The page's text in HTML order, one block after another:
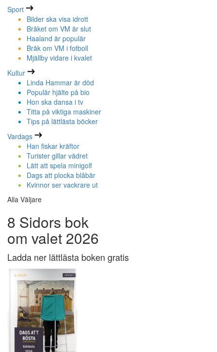
Sport
Bilder ska visa idrott
Bråket om VM är slut
Haaland är populär
Bråk om VM i fotboll
Mjällby vidare i kvalet
Kultur
Linda Hammar är död
Populär hjälte på bio
Hon ska dansa i tv
Titta på viktiga maskiner
Tips på lättlästa böcker
Vardags
Han fiskar kräftor
Turister gillar vädret
Lätt att spela minigolf
Dags att plocka blåbär
Kvinnor ser vackrare ut
Alla Väljare
8 Sidors bok
om valet 2026
Ladda ner lättlästa boken gratis